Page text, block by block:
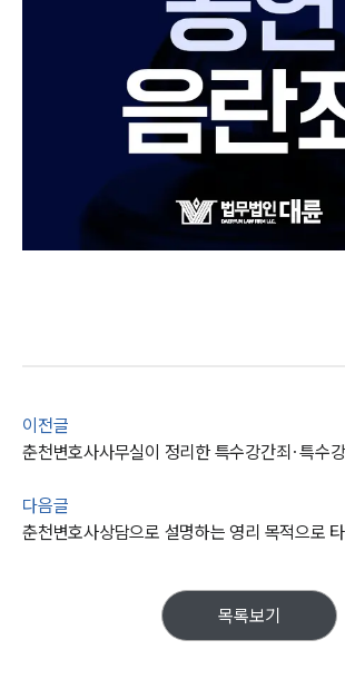
이전글
다음글
목록보기